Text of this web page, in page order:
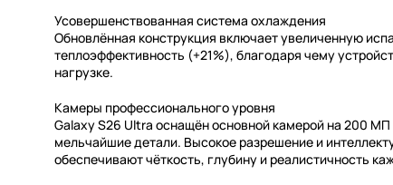
Усовершенствованная система охлаждения
Обновлённая конструкция включает увеличенную
теплоэффективность (+21%), благодаря чему
нагрузке.
Камеры профессионального уровня
Galaxy S26 Ultra оснащён основной камерой на 200
мельчайшие детали. Высокое разрешение и
обеспечивают чёткость, глубину и реалистичность